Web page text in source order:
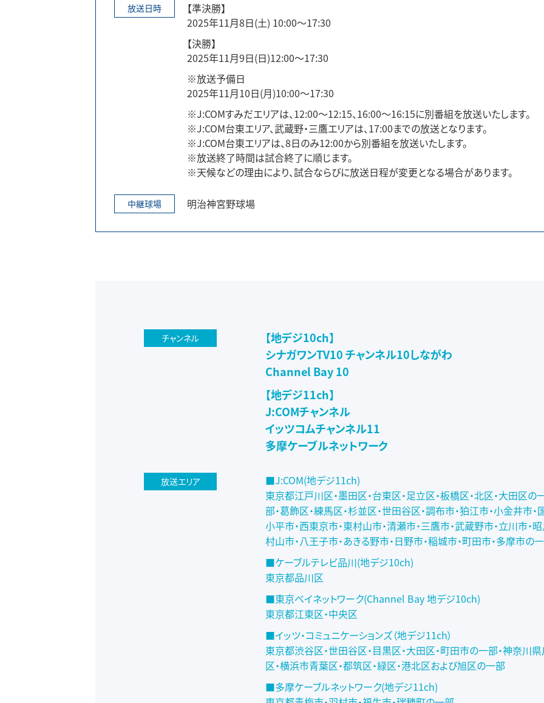
放送日時
【準決勝】
2025年11月8日(土) 10:00～17:30
【決勝】
2025年11月9日(日)12:00～17:30
※放送予備日
2025年11月10日(月)10:00～17:30
※J:COMすみだエリアは、12:00～12:15、16:00～16:15に別番組を放送いたします。
※J:COM台東エリア、武蔵野・三鷹エリアは、17:00までの放送となります。
※J:COM台東エリアは、8日のみ12:00から別番組を放送いたします。
※放送終了時間は試合終了に順じます。
※天候などの理由により、試合ならびに放送日程が変更となる場合があります。
中継球場 明治神宮野球場
チャンネル
【地デジ10ch】
シナガワンTV10 チャンネル10しながわ
Channel Bay 10
【地デジ11ch】
J:COMチャンネル
イッツコムチャンネル11
多摩ケーブルネットワーク
放送エリア
■J:COM(地デジ11ch)
東京都江戸川区・墨田区・台東区・足立区・板橋区・北区・大田区の
部・葛飾区・練馬区・杉並区・世田谷区・調布市・狛江市・小金井市
小平市・西東京市・東村山市・清瀬市・三鷹市・武蔵野市・立川市・
村山市・八王子市・あきる野市・日野市・稲城市・町田市・多摩市の
■ケーブルテレビ品川(地デジ10ch)
東京都品川区
■東京ベイネットワーク(Channel Bay 地デジ10ch)
東京都江東区・中央区
■イッツ・コミュニケーションズ（地デジ11ch）
東京都渋谷区・世田谷区・目黒区・大田区・町田市の一部・神奈川
区・横浜市青葉区・都筑区・緑区・港北区および旭区の一部
■多摩ケーブルネットワーク(地デジ11ch)